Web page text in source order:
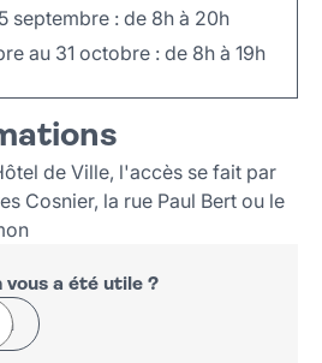
septembre : de 8h à 20h
au 31 octobre : de 8h à 19h
Leaflet |© OpenStreetMap
de Ville, l'accès se fait par
Cosnier, la rue Paul Bert ou le
a été utile ?